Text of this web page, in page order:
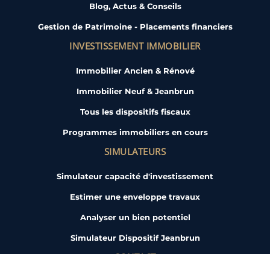
Blog, Actus & Conseils
Gestion de Patrimoine - Placements financiers
INVESTISSEMENT IMMOBILIER
Immobilier Ancien & Rénové
Immobilier Neuf & Jeanbrun
Tous les dispositifs fiscaux
Programmes immobiliers en cours
SIMULATEURS
Simulateur capacité d'investissement
Estimer une enveloppe travaux
Analyser un bien potentiel
Simulateur Dispositif Jeanbrun